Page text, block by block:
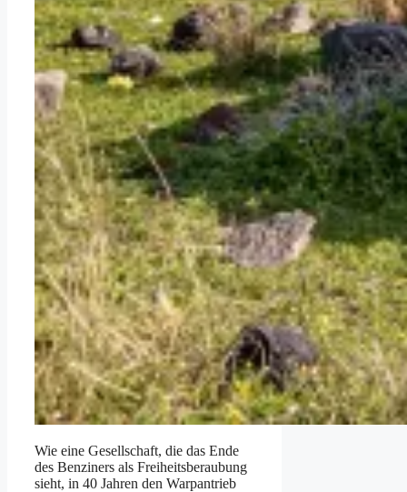
Wie eine Gesellschaft, die das Ende
des Benziners als Freiheitsberaubung
sieht, in 40 Jahren den Warpantrieb